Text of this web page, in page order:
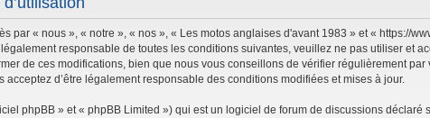
par « nous », « notre », « nos », « Les motos anglaises d'avant 1983 » et « https://
responsable de toutes les conditions suivantes, veuillez ne pas utiliser et
de ces modifications, bien que nous vous conseillons de vérifier régulièrement
d’être légalement responsable des conditions modifiées et mises à jour.
phpBB » et « phpBB Limited ») qui est un logiciel de forum de discussions déclaré